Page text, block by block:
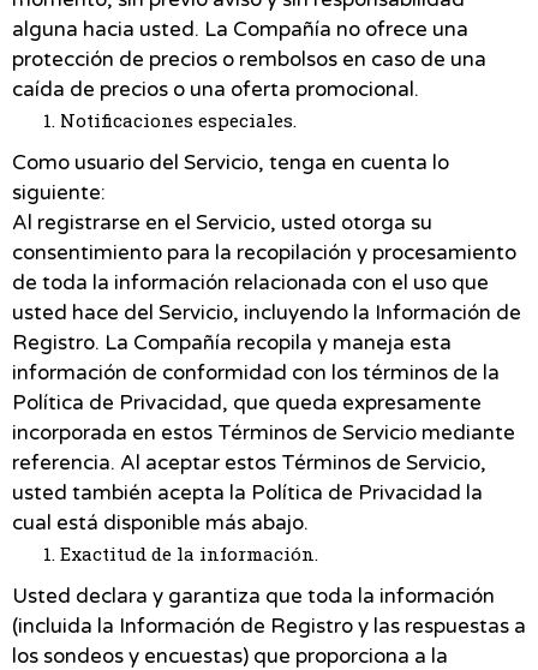
alguna hacia usted. La Compañía no ofrece una
protección de precios o rembolsos en caso de una
caída de precios o una oferta promocional.
Notificaciones especiales.
Como usuario del Servicio, tenga en cuenta lo
siguiente:
Al registrarse en el Servicio, usted otorga su
consentimiento para la recopilación y procesamiento
de toda la información relacionada con el uso que
usted hace del Servicio, incluyendo la Información de
Registro. La Compañía recopila y maneja esta
información de conformidad con los términos de la
Política de Privacidad, que queda expresamente
incorporada en estos Términos de Servicio mediante
referencia. Al aceptar estos Términos de Servicio,
usted también acepta la Política de Privacidad la
cual está disponible más abajo.
Exactitud de la información.
Usted declara y garantiza que toda la información
(incluida la Información de Registro y las respuestas a
los sondeos y encuestas) que proporciona a la